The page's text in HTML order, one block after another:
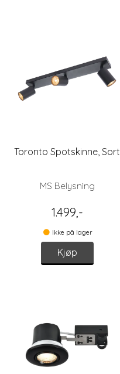
Toronto Spotskinne, Sort
MS Belysning
1.499,-
Ikke på lager
Kjøp